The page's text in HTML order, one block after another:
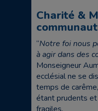
Charité &
“Notre foi nous
à agir dans des
Monseigneur
ecclésial ne se
temps de
étant prudents